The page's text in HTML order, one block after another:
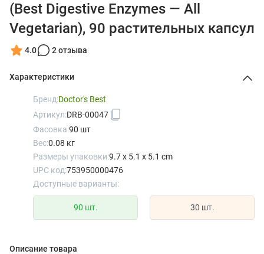
(Best Digestive Enzymes — All
Vegetarian), 90 растительных капсул
4.0 2 отзыва
Характеристики
Бренд:Doctor's Best
Артикул:DRB-00047
Фасовка:90 шт
Вес:0.08 кг
Размеры упаковки:9.7 x 5.1 x 5.1 cm
UPC код:753950000476
Доступные варианты:
90 шт. 30 шт.
Описание товара